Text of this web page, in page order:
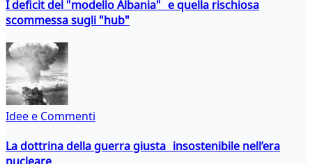
I deficit del "modello Albania" e quella rischiosa
scommessa sugli "hub"
Idee e Commenti
La dottrina della guerra giusta insostenibile nell’era